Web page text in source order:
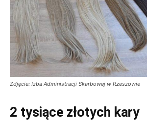
Zdjęcie: Izba Administracji Skarbowej w Rzeszowie
2 tysiące złotych kary